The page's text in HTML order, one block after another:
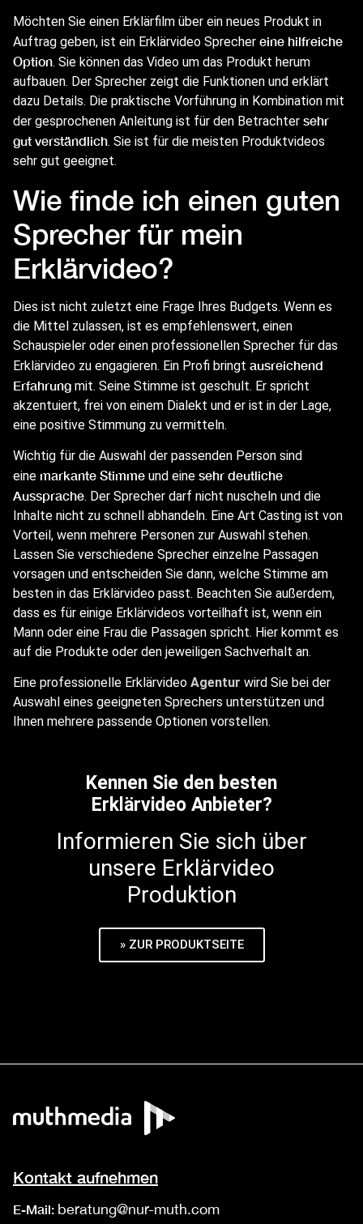
Möchten Sie einen Erklärfilm über ein neues Produkt in
Auftrag geben, ist ein Erklärvideo Sprecher eine hilfreiche
Option. Sie können das Video um das Produkt herum
aufbauen. Der Sprecher zeigt die Funktionen und erklärt
dazu Details. Die praktische Vorführung in Kombination mit
der gesprochenen Anleitung ist für den Betrachter sehr
gut verständlich. Sie ist für die meisten Produktvideos
sehr gut geeignet.
Wie finde ich einen guten
Sprecher für mein
Erklärvideo?
Dies ist nicht zuletzt eine Frage Ihres Budgets. Wenn es
die Mittel zulassen, ist es empfehlenswert, einen
Schauspieler oder einen professionellen Sprecher für das
Erklärvideo zu engagieren. Ein Profi bringt ausreichend
Erfahrung mit. Seine Stimme ist geschult. Er spricht
akzentuiert, frei von einem Dialekt und er ist in der Lage,
eine positive Stimmung zu vermitteln.
Wichtig für die Auswahl der passenden Person sind
eine markante Stimme und eine sehr deutliche
Aussprache. Der Sprecher darf nicht nuscheln und die
Inhalte nicht zu schnell abhandeln. Eine Art Casting ist von
Vorteil, wenn mehrere Personen zur Auswahl stehen.
Lassen Sie verschiedene Sprecher einzelne Passagen
vorsagen und entscheiden Sie dann, welche Stimme am
besten in das Erklärvideo passt. Beachten Sie außerdem,
dass es für einige Erklärvideos vorteilhaft ist, wenn ein
Mann oder eine Frau die Passagen spricht. Hier kommt es
auf die Produkte oder den jeweiligen Sachverhalt an.
Eine professionelle Erklärvideo Agentur wird Sie bei der
Auswahl eines geeigneten Sprechers unterstützen und
Ihnen mehrere passende Optionen vorstellen.
Kennen Sie den besten
Erklärvideo Anbieter?
Informieren Sie sich über
unsere Erklärvideo
Produktion
» ZUR PRODUKTSEITE
Kontakt aufnehmen
E-Mail: beratung@nur-muth.com